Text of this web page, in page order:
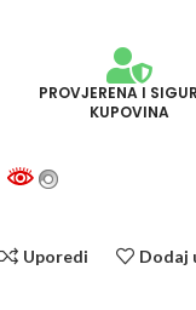
PROVJERENA I
KUPOVINA
Uporedi Dodaj